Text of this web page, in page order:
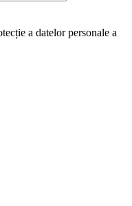
a datelor personale a